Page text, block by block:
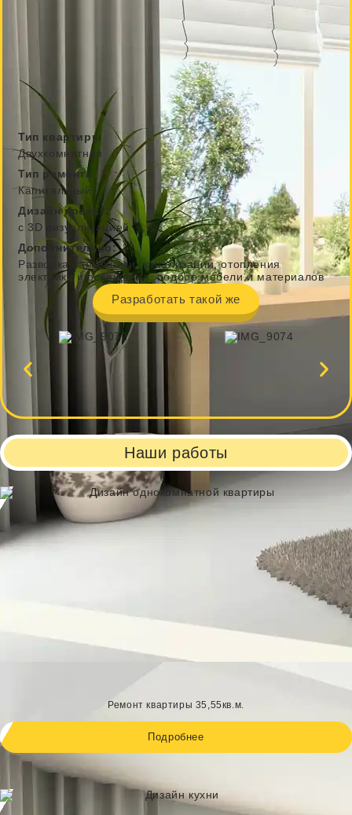
Тип квартиры
Двухкомнатная
Тип ремонта
Капитальный
Дизайн проект:
с 3D визуализацией
Дополнительно:
Разводка сантехники, канализации, отопления
электрики и освещения, подбор мебели и материалов
Разработать такой же
Наши работы
Ремонт квартиры 35,55кв.м.
Подробнее